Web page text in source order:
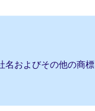
名およびその他の商標